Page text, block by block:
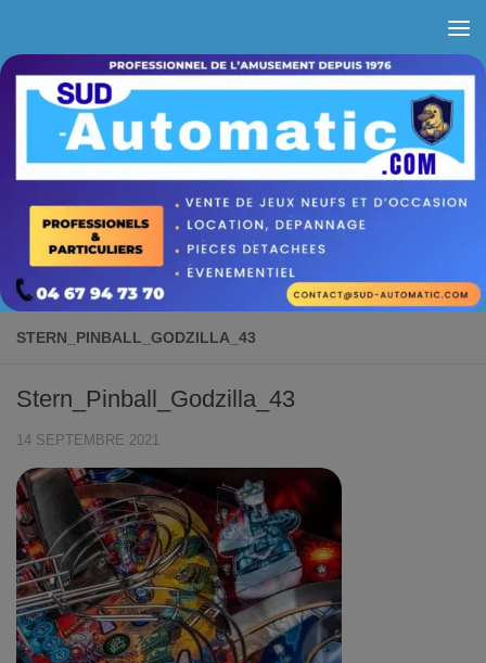
STERN_PINBALL_GODZILLA_43
Stern_Pinball_Godzilla_43
14 SEPTEMBRE 2021